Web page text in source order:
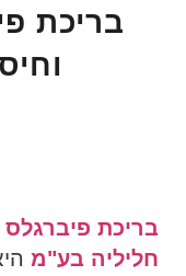
בריכת
בריכת פיברגלס
חליליה בע"מ